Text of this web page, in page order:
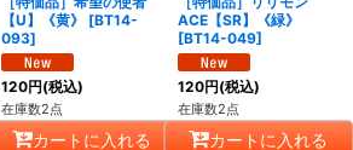
【U】《黄》
[BT14-
093]
120円(税込)
在庫数2点
カートに入れる
ACE【SR】《緑》
[BT14-049]
120円(税込)
在庫数2点
カートに入れる